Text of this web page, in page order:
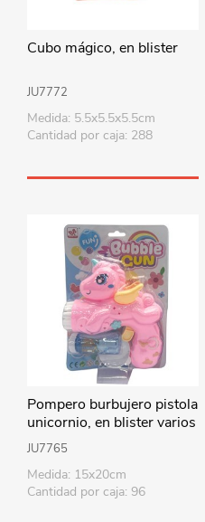
Cubo mágico, en blister
JU7772
Medida: 5.5x5.5x5.5cm
Cantidad por caja: 288
Pompero burbujero pistola
unicornio, en blister varios
colores
JU7765
Medida: 15x20cm
Cantidad por caja: 96